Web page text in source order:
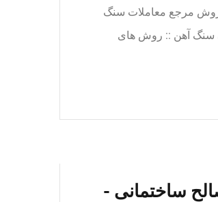
مرجع معاملات سنگ
سنگ آهن :: روش های
ساختمانی -